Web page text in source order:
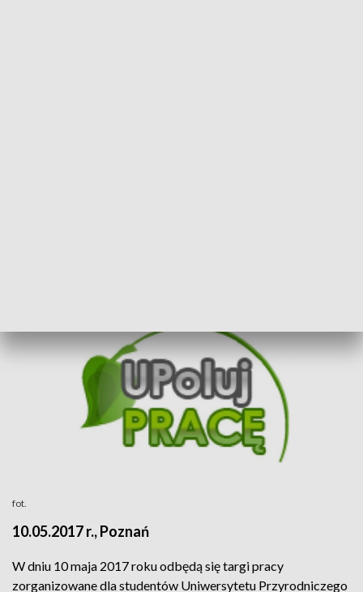
fot.
10.05.2017 r., Poznań
W dniu 10 maja 2017 roku odbędą się targi pracy
zorganizowane dla studentów Uniwersytetu Przyrodniczego